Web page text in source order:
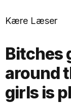
Kære Læser
Bitches
around
girls is